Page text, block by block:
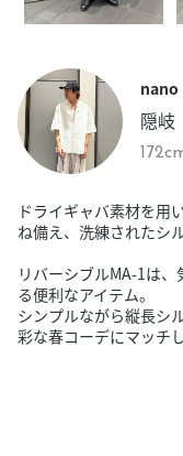
nano
隠
ドライギャバ素材を用
ね備え、洗練されたシ
リバーシブルMA-1は
る便利なアイテム。
シンプルながら縦長シ
彩な春コーデにマッチし